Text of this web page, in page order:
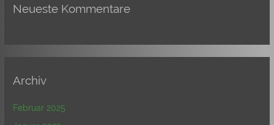
Neueste Kommentare
Archiv
Februar 2025